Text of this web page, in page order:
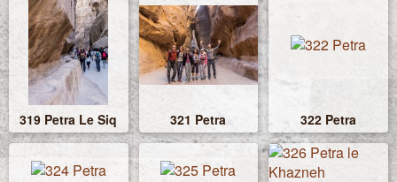
319 Petra Le Siq 321 Petra 322 Petra